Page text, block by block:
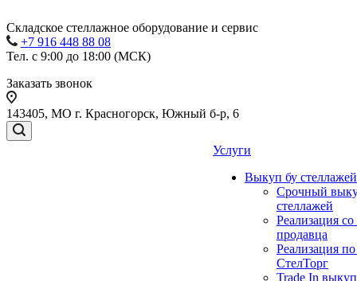
Складское стеллажное оборудование и сервис
+7 916 448 88 08
Тел. с 9:00 до 18:00 (МСК)
Заказать звонок
143405, МО г. Красногорск, Южный б-р, 6
Услуги
Выкуп бу стеллажей
Срочный
стеллажей
Реализация со
продавца
Реализация
СтелТорг
Trade In